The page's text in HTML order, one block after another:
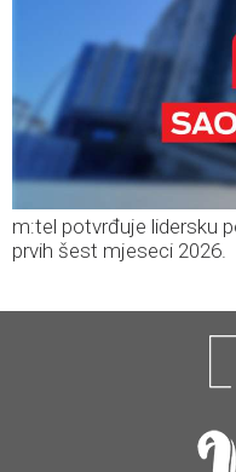
m:tel potvrđuje lidersku
prvih šest mjeseci 2026.